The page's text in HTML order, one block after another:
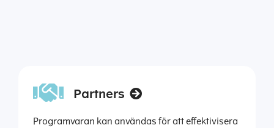
Partners
Programvaran kan användas för att effektivisera